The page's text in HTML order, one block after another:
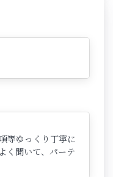
等ゆっくり丁寧に
く聞いて、パーテ